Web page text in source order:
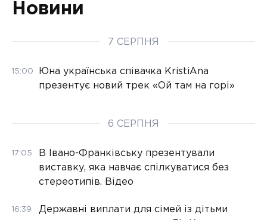
Новини
7 СЕРПНЯ
15:00
Юна українська співачка KristiAna
презентує новий трек «Ой там на горі»
6 СЕРПНЯ
17:05
В Івано-Франківську презентували
виставку, яка навчає спілкуватися без
стереотипів. Відео
16:39
Державні виплати для сімей із дітьми